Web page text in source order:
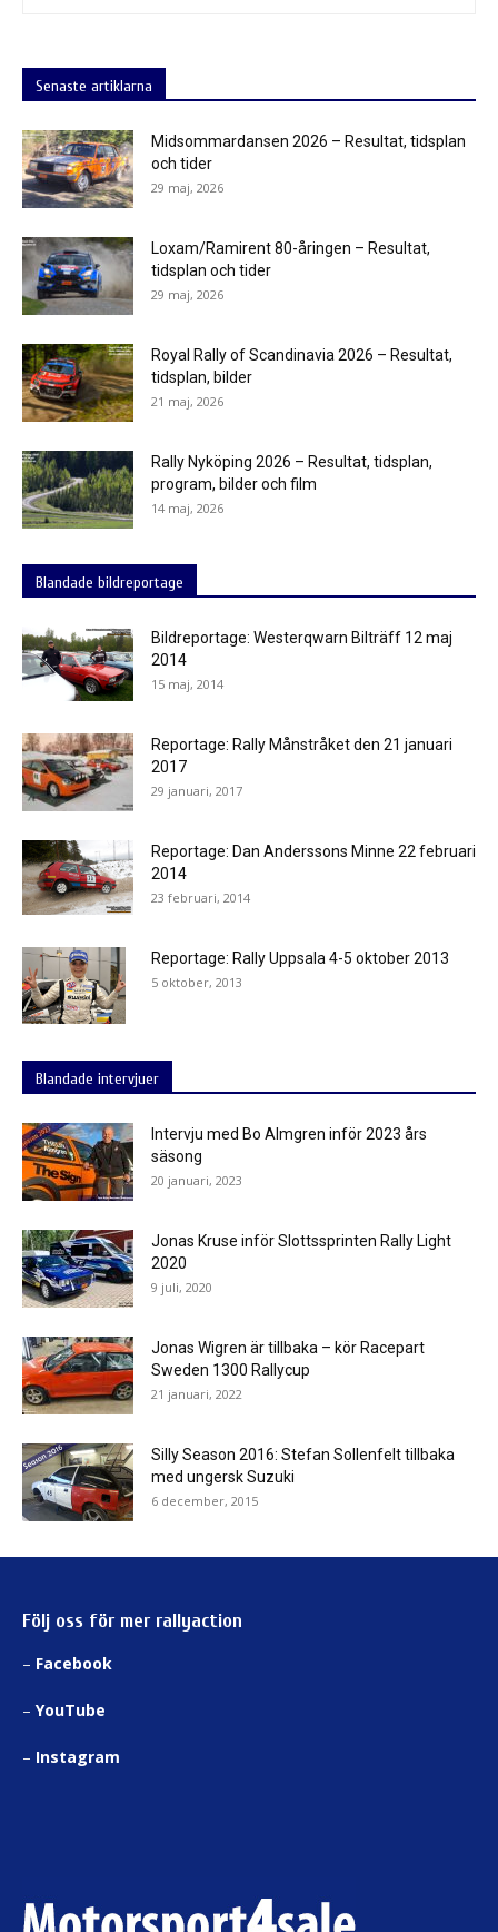
Senaste artiklarna
Midsommardansen 2026 – Resultat, tidsplan
och tider
29 maj, 2026
Loxam/Ramirent 80-åringen – Resultat,
tidsplan och tider
29 maj, 2026
Royal Rally of Scandinavia 2026 – Resultat,
tidsplan, bilder
21 maj, 2026
Rally Nyköping 2026 – Resultat, tidsplan,
program, bilder och film
14 maj, 2026
Blandade bildreportage
Bildreportage: Westerqwarn Bilträff 12 maj
2014
15 maj, 2014
Reportage: Rally Månstråket den 21 januari
2017
29 januari, 2017
Reportage: Dan Anderssons Minne 22 februari
2014
23 februari, 2014
Reportage: Rally Uppsala 4-5 oktober 2013
5 oktober, 2013
Blandade intervjuer
Intervju med Bo Almgren inför 2023 års
säsong
20 januari, 2023
Jonas Kruse inför Slottssprinten Rally Light
2020
9 juli, 2020
Jonas Wigren är tillbaka – kör Racepart
Sweden 1300 Rallycup
21 januari, 2022
Silly Season 2016: Stefan Sollenfelt tillbaka
med ungersk Suzuki
6 december, 2015
Följ oss för mer rallyaction
– Facebook
– YouTube
– Instagram